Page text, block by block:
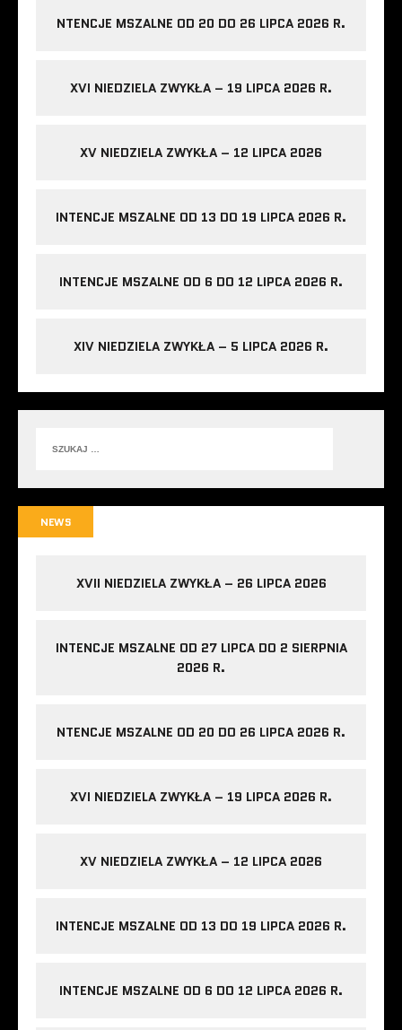
NTENCJE MSZALNE OD 20 DO 26 LIPCA 2026 R.
XVI NIEDZIELA ZWYKŁA – 19 LIPCA 2026 R.
XV NIEDZIELA ZWYKŁA – 12 LIPCA 2026
INTENCJE MSZALNE OD 13 DO 19 LIPCA 2026 R.
INTENCJE MSZALNE OD 6 DO 12 LIPCA 2026 R.
XIV NIEDZIELA ZWYKŁA – 5 LIPCA 2026 R.
NEWS
XVII NIEDZIELA ZWYKŁA – 26 LIPCA 2026
INTENCJE MSZALNE OD 27 LIPCA DO 2 SIERPNIA
2026 R.
NTENCJE MSZALNE OD 20 DO 26 LIPCA 2026 R.
XVI NIEDZIELA ZWYKŁA – 19 LIPCA 2026 R.
XV NIEDZIELA ZWYKŁA – 12 LIPCA 2026
INTENCJE MSZALNE OD 13 DO 19 LIPCA 2026 R.
INTENCJE MSZALNE OD 6 DO 12 LIPCA 2026 R.